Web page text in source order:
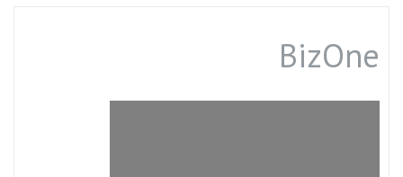
BizOne